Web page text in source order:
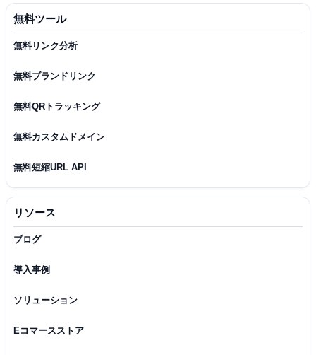
無料ツール
無料リンク分析
無料ブランドリンク
無料QRトラッキング
無料カスタムドメイン
無料短縮URL API
リソース
ブログ
導入事例
ソリューション
Eコマースストア